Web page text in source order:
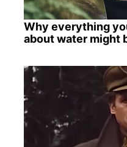
Why everything
about water might